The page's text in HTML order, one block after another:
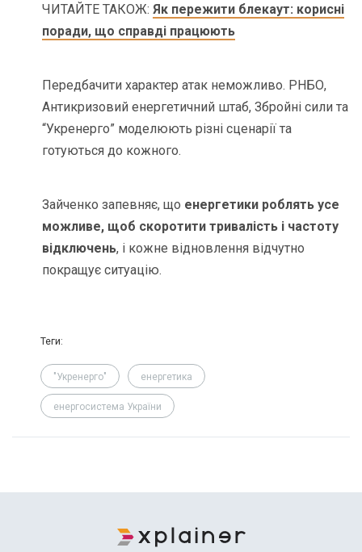
ЧИТАЙТЕ ТАКОЖ: Як пережити блекаут: корисні
поради, що справді працюють
Передбачити характер атак неможливо. РНБО,
Антикризовий енергетичний штаб, Збройні сили та
“Укренерго” моделюють різні сценарії та
готуються до кожного.
Зайченко запевняє, що енергетики роблять усе
можливе, щоб скоротити тривалість і частоту
відключень, і кожне відновлення відчутно
покращує ситуацію.
Теги:
"Укренерго" енергетика
енергосистема України